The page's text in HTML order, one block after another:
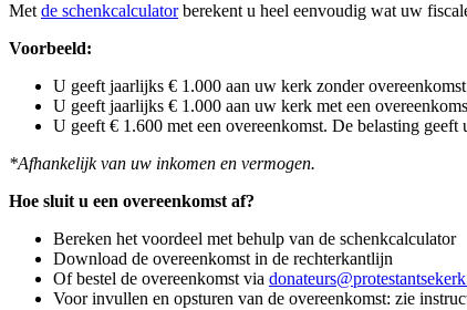
Metde schenkcalculatorberekent u heel eenvoudig wat uw
Voorbeeld:
U geeft jaarlijks € 1.000 aan uw kerk zonder
U geeft jaarlijks € 1.000 aan uw kerk met een
U geeft € 1.600 met een overeenkomst. De belasting
*Afhankelijk van uw inkomen en vermogen.
Hoe sluit u een overeenkomst af?
Bereken het voordeel met behulp van de schenkcalculator
Download de overeenkomst in de rechterkantlijn
Of bestel de overeenkomst via
Voor invullen en opsturen van de overeenkomst: zie